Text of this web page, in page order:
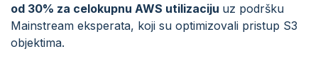
od 30% za celokupnu AWS utilizaciju uz podršku
Mainstream eksperata, koji su optimizovali pristup S3
objektima.